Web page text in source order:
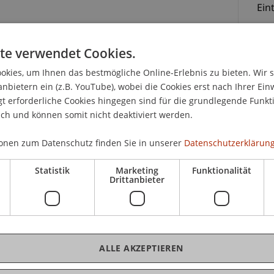
durch Nicole Bolomey, UNESCO Dar es Salam
und Berichte vom Workshop in Tanzania
traditionellen Bauformen und kulturellen
Art und Weise zu fördern, die Entwicklung
des Lebensunterhaltes für die Maasai
2014 haben je sechs Architektur-Studierende
zusammen mit neun Maasai
sowie die ersten Gebäude- und
Art Space in Ololosokwan bearbeitet.
verwendet Cookies.
um Ihnen das bestmögliche Online-Erlebnis zu bieten. Wir
ein (z.B. YouTube), wobei die Cookies erst nach Ihrer
erforderliche Cookies hingegen sind für die grundlegende
und können somit nicht deaktiviert werden.
zum Datenschutz finden Sie in unserer
Statistik Marketing
Drittanbieter
Funktionalität
ALLE AKZEPTIEREN